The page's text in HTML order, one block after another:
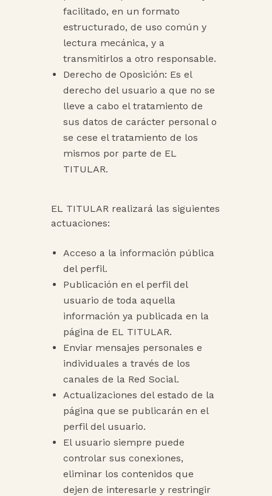
facilitado, en un formato
estructurado, de uso común y
lectura mecánica, y a
transmitirlos a otro responsable.
Derecho de Oposición: Es el
derecho del usuario a que no se
lleve a cabo el tratamiento de
sus datos de carácter personal o
se cese el tratamiento de los
mismos por parte de EL
TITULAR.
EL TITULAR realizará las siguientes
actuaciones:
Acceso a la información pública
del perfil.
Publicación en el perfil del
usuario de toda aquella
información ya publicada en la
página de EL TITULAR.
Enviar mensajes personales e
individuales a través de los
canales de la Red Social.
Actualizaciones del estado de la
página que se publicarán en el
perfil del usuario.
El usuario siempre puede
controlar sus conexiones,
eliminar los contenidos que
dejen de interesarle y restringir